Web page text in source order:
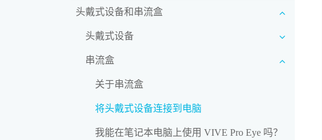
头戴式设备和串流盒
头戴式设备
串流盒
关于串流盒
将头戴式设备连接到电脑
我能在笔记本电脑上使用 VIVE Pro Eye 吗？